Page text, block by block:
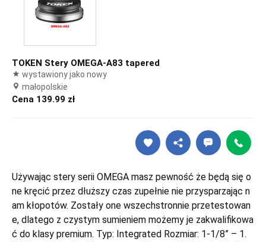
TOKEN Stery OMEGA-A83 tapered
wystawiony jako nowy
małopolskie
Cena 139.99 zł
Używając stery serii OMEGA masz pewność że będą się o
ne kręcić przez dłuższy czas zupełnie nie przysparzając n
am kłopotów. Zostały one wszechstronnie przetestowan
e, dlatego z czystym sumieniem możemy je zakwalifikowa
ć do klasy premium. Typ: Integrated Rozmiar: 1-1/8” – 1.